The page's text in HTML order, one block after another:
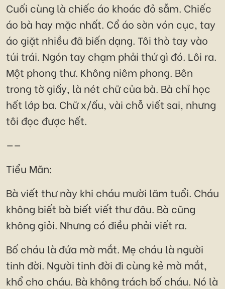
Cuối cùng là chiếc áo khoác đỏ sẫm. Chiếc
áo bà hay mặc nhất. Cổ áo sờn vón cục, tay
áo giặt nhiều đã biến dạng. Tôi thò tay vào
túi trái. Ngón tay chạm phải thứ gì đó. Lôi ra.
Một phong thư. Không niêm phong. Bên
trong tờ giấy, là nét chữ của bà. Bà chỉ học
hết lớp ba. Chữ x/ấu, vài chỗ viết sai, nhưng
tôi đọc được hết.
——
Tiểu Mãn:
Bà viết thư này khi cháu mười lăm tuổi. Cháu
không biết bà biết viết thư đâu. Bà cũng
không giỏi. Nhưng có điều phải viết ra.
Bố cháu là đứa mờ mắt. Mẹ cháu là người
tinh đời. Người tinh đời đi cùng kẻ mờ mắt,
khổ cho cháu. Bà không trách bố cháu. Nó là